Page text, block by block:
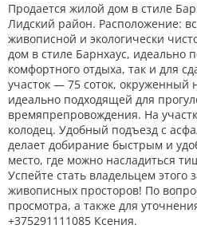
Продается жилой дом в стиле
Лидский район. Расположение:
живописной и экологически
дом в стиле Барнхаус, идеально
комфортного отдыха, так и для
участок — 75 соток, окруженный
идеально подходящей для
времяпрепровождения. На
колодец. Удобный подъезд с
делает добирание быстрым и
место, где можно насладиться
Успейте стать владельцем этого
живописных просторов! По
просмотра, а также для
+375291111085 Ксения.